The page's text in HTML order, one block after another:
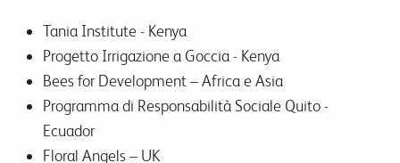
Tania Institute - Kenya
Progetto Irrigazione a Goccia - Kenya
Bees for Development – Africa e Asia
Programma di Responsabilità Sociale Quito -
Ecuador
Floral Angels – UK